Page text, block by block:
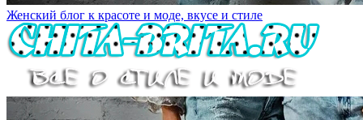
Женский блог к красоте и моде, вкусе и стиле